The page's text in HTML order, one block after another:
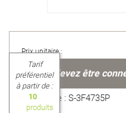
Prix unitaire :
Vous devez être
Référence : S-3F4735P
Tarif
préférentiel
à partir de :
10
produits